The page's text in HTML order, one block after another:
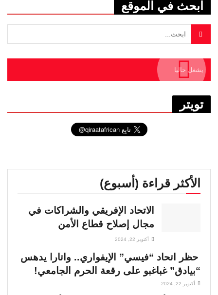
ابحث في الموقع
يشغل حاليا
تويتر
الأكثر قراءة (أسبوع)
الاتحاد الإفريقي والشراكات في
مجال إصلاح قطاع الأمن
أكتوبر 22, 2024
حظر اتحاد “فيسي” الإيفواري.. واتارا يدهس
“بيادق” غباغبو على رقعة الحرم الجامعي!
أكتوبر 22, 2024